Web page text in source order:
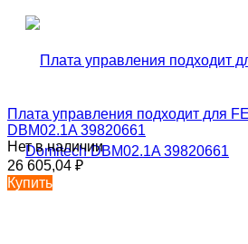
Плата управления подходит для
DBM02.1A 39820661
Нет в наличии
26 605,04 ₽
Купить